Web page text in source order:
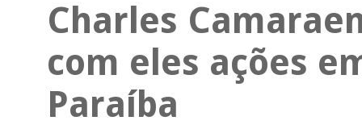
Charles
com eles ações
Paraíba